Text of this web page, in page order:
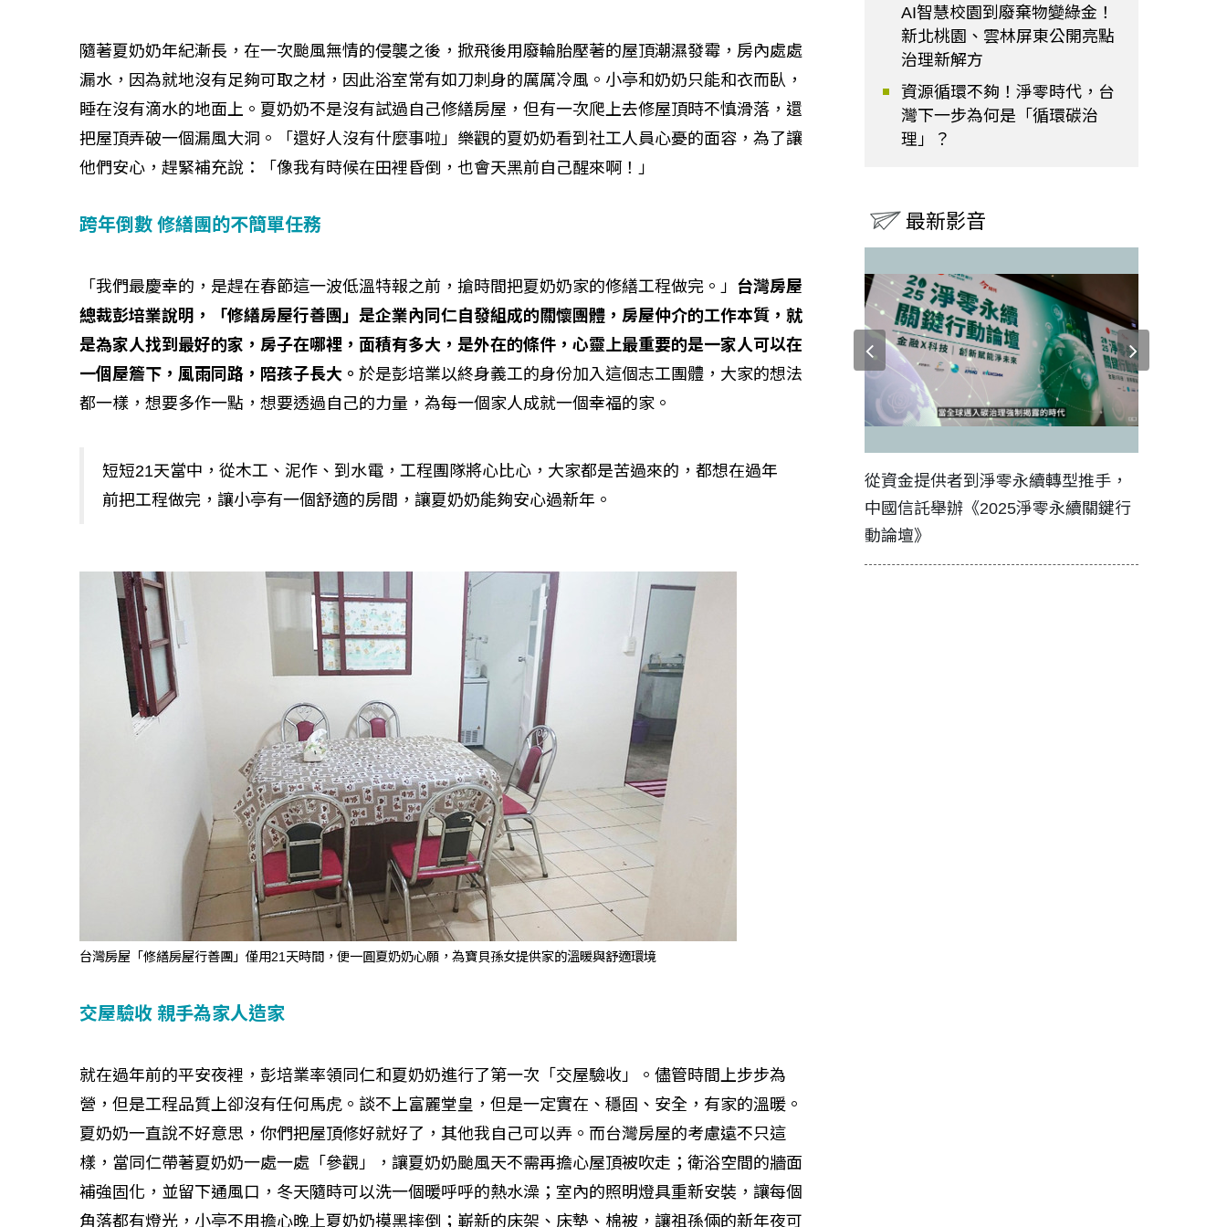
隨著夏奶奶年紀漸長，在一次颱風無情的侵襲之後，掀飛後用廢輪胎壓著的屋頂潮濕發霉，房內處處
漏水，因為就地沒有足夠可取之材，因此浴室常有如刀刺身的厲厲冷風。小亭和奶奶只能和衣而臥，
睡在沒有滴水的地面上。夏奶奶不是沒有試過自己修繕房屋，但有一次爬上去修屋頂時不慎滑落，還
把屋頂弄破一個漏風大洞。「還好人沒有什麼事啦」樂觀的夏奶奶看到社工人員心憂的面容，為了讓
他們安心，趕緊補充說：「像我有時候在田裡昏倒，也會天黑前自己醒來啊！」
跨年倒數 修繕團的不簡單任務
「我們最慶幸的，是趕在春節這一波低溫特報之前，搶時間把夏奶奶家的修繕工程做完。」 台灣房屋
總裁彭培業說明，「修繕房屋行善團」是企業內同仁自發組成的關懷團體，房屋仲介的工作本質，就
是為家人找到最好的家，房子在哪裡，面積有多大，是外在的條件，心靈上最重要的是一家人可以在
一個屋簷下，風雨同路，陪孩子長大。 於是彭培業以終身義工的身份加入這個志工團體，大家的想法
都一樣，想要多作一點，想要透過自己的力量，為每一個家人成就一個幸福的家。
短短21天當中，從木工、泥作、到水電，工程團隊將心比心，大家都是苦過來的，都想在過年
前把工程做完，讓小亭有一個舒適的房間，讓夏奶奶能夠安心過新年。
台灣房屋「修繕房屋行善團」僅用21天時間，便一圓夏奶奶心願，為寶貝孫女提供家的溫暖與舒適環境
交屋驗收 親手為家人造家
就在過年前的平安夜裡，彭培業率領同仁和夏奶奶進行了第一次「交屋驗收」。儘管時間上步步為
營，但是工程品質上卻沒有任何馬虎。談不上富麗堂皇，但是一定實在、穩固、安全，有家的溫暖。
夏奶奶一直說不好意思，你們把屋頂修好就好了，其他我自己可以弄。而台灣房屋的考慮遠不只這
樣，當同仁帶著夏奶奶一處一處「參觀」，讓夏奶奶颱風天不需再擔心屋頂被吹走；衛浴空間的牆面
補強固化，並留下通風口，冬天隨時可以洗一個暖呼呼的熱水澡；室內的照明燈具重新安裝，讓每個
角落都有燈光，小亭不用擔心晚上夏奶奶摸黑摔倒；嶄新的床架、床墊、棉被，讓祖孫倆的新年夜可
AI智慧校園到廢棄物變綠金！
新北桃園、雲林屏東公開亮點
治理新解方
資源循環不夠！淨零時代，台
灣下一步為何是「循環碳治
理」？
最新影音
如何守護每個生命的轉折點？ 醫務社
工改變病患命運的真實故事
【故事精華】從黑暗到光明 見證醫務
社工如何改變生命的故事
從資金提供者到淨零永續轉型推手，
中國信託舉辦《2025淨零永續關鍵行
動論壇》